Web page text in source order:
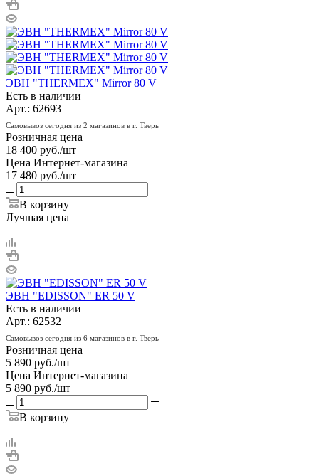
ЭВН "THERMEX" Mirror 80 V
Есть в наличии
Арт.: 62693
Самовывоз сегодня из 2 магазинов в г. Тверь
Розничная цена
18 400 руб./шт
Цена Интернет-магазина
17 480 руб./шт
В корзину
Лучшая цена
ЭВН "EDISSON" ER 50 V
Есть в наличии
Арт.: 62532
Самовывоз сегодня из 6 магазинов в г. Тверь
Розничная цена
5 890 руб./шт
Цена Интернет-магазина
5 890 руб./шт
В корзину